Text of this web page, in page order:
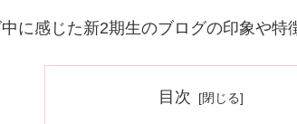
に感じた新2期生のブログの印象や特
目次